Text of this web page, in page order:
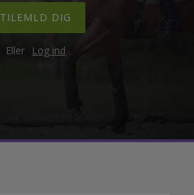
TILEMLD DIG
Eller Log ind